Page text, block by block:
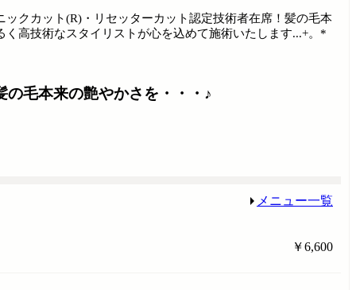
毛本来の艶やかさを・・・♪
クカット(R)・リセッターカット認定技術者在席！髪の毛本
高技術なスタイリストが心を込めて施術いたします...+。*
メニュー一覧
￥6,600